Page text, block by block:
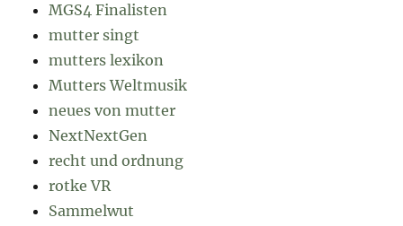
MGS4 Finalisten
mutter singt
mutters lexikon
Mutters Weltmusik
neues von mutter
NextNextGen
recht und ordnung
rotke VR
Sammelwut